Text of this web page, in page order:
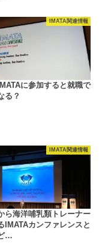
IMATA関連情報
に参加すると就職で
る？
IMATA関連情報
ら海洋哺乳類トレーナー
IMATAカンファレンスと
…